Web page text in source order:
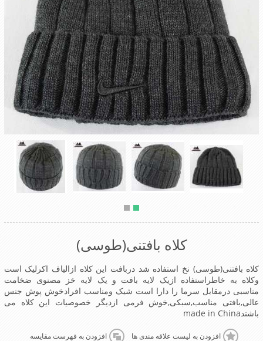
کلاه بافتنی(طوسی)
کلاه بافتنی(طوسی) نخ استفاده شد دربافت این کلاه ازالیاف اکرلیک است
وکلاه به خاطراستفاده ازیک لایه بافت و یک لایه خز مصنوی ضخامت
مناسبی درمقابل سرما را دارا است شیک ومناسب افرادخوش پوش جنس
عالی,بافتی مناسب,سبکی,خوش فرمی ازدیگر خصوصیات این کلاه می
باشندmade in China
افزودن به لیست علاقه مندی ها افزودن به فهرست مقایسه